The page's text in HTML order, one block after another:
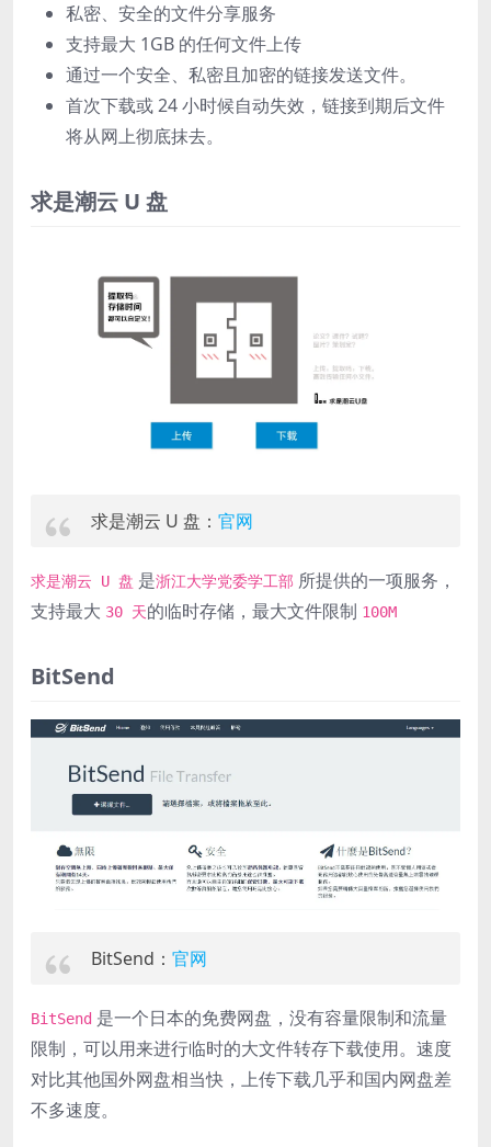
私密、安全的文件分享服务
支持最大 1GB 的任何文件上传
通过一个安全、私密且加密的链接发送文件。
首次下载或 24 小时候自动失效，链接到期后文件
将从网上彻底抹去。
求是潮云 U 盘
求是潮云 U 盘： 官网
求是潮云 U 盘 是浙江大学党委学工部 所提供的一项服务，
支持最大 30 天的临时存储，最大文件限制 100M
BitSend
BitSend： 官网
BitSend 是一个日本的免费网盘，没有容量限制和流量
限制，可以用来进行临时的大文件转存下载使用。速度
对比其他国外网盘相当快，上传下载几乎和国内网盘差
不多速度。